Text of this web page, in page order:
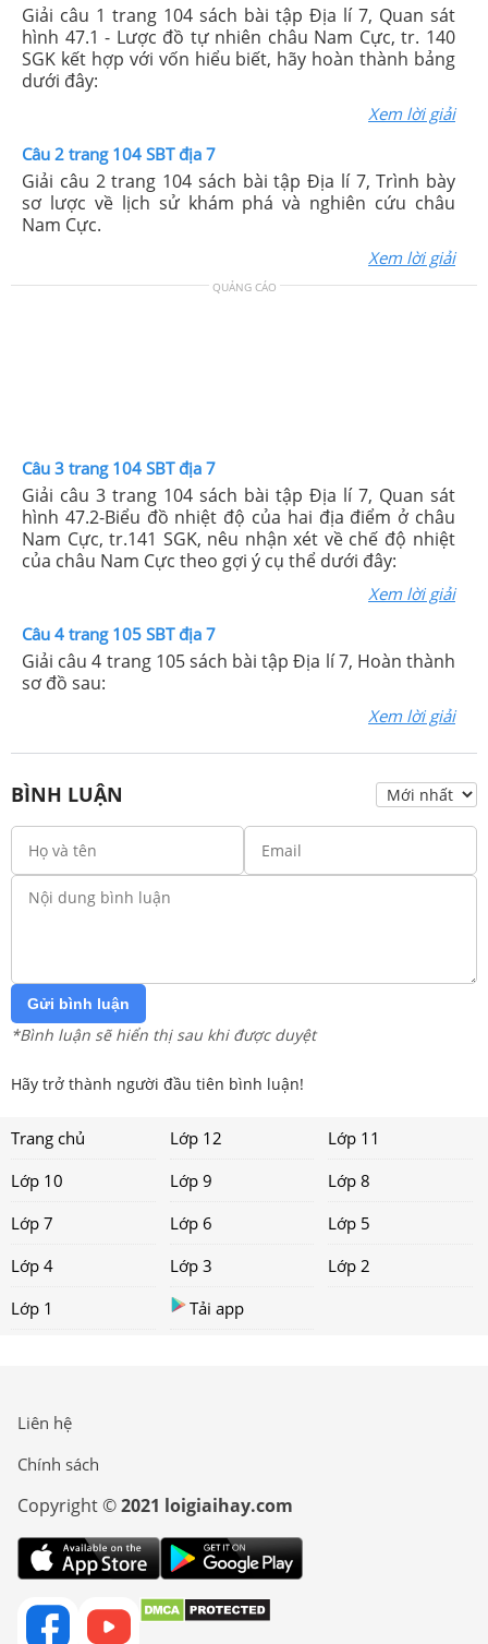
Giải câu 1 trang 104 sách bài tập Địa lí 7, Quan sát
hình 47.1 - Lược đồ tự nhiên châu Nam Cực, tr. 140
SGK kết hợp với vốn hiểu biết, hãy hoàn thành bảng
dưới đây:
Xem lời giải
Câu 2 trang 104 SBT địa 7
Giải câu 2 trang 104 sách bài tập Địa lí 7, Trình bày
sơ lược về lịch sử khám phá và nghiên cứu châu
Nam Cực.
Xem lời giải
QUẢNG CÁO
Câu 3 trang 104 SBT địa 7
Giải câu 3 trang 104 sách bài tập Địa lí 7, Quan sát
hình 47.2-Biểu đồ nhiệt độ của hai địa điểm ở châu
Nam Cực, tr.141 SGK, nêu nhận xét về chế độ nhiệt
của châu Nam Cực theo gợi ý cụ thể dưới đây:
Xem lời giải
Câu 4 trang 105 SBT địa 7
Giải câu 4 trang 105 sách bài tập Địa lí 7, Hoàn thành
sơ đồ sau:
Xem lời giải
BÌNH LUẬN
Gửi bình luận
*Bình luận sẽ hiển thị sau khi được duyệt
Hãy trở thành người đầu tiên bình luận!
Trang chủ Lớp 12
Lớp 11
Lớp 10
Lớp 9
Lớp 8
Lớp 7
Lớp 6
Lớp 5
Lớp 4
Lớp 3
Lớp 2
Lớp 1
Tải app
Liên hệ
Chính sách
Copyright ©2021 loigiaihay.com